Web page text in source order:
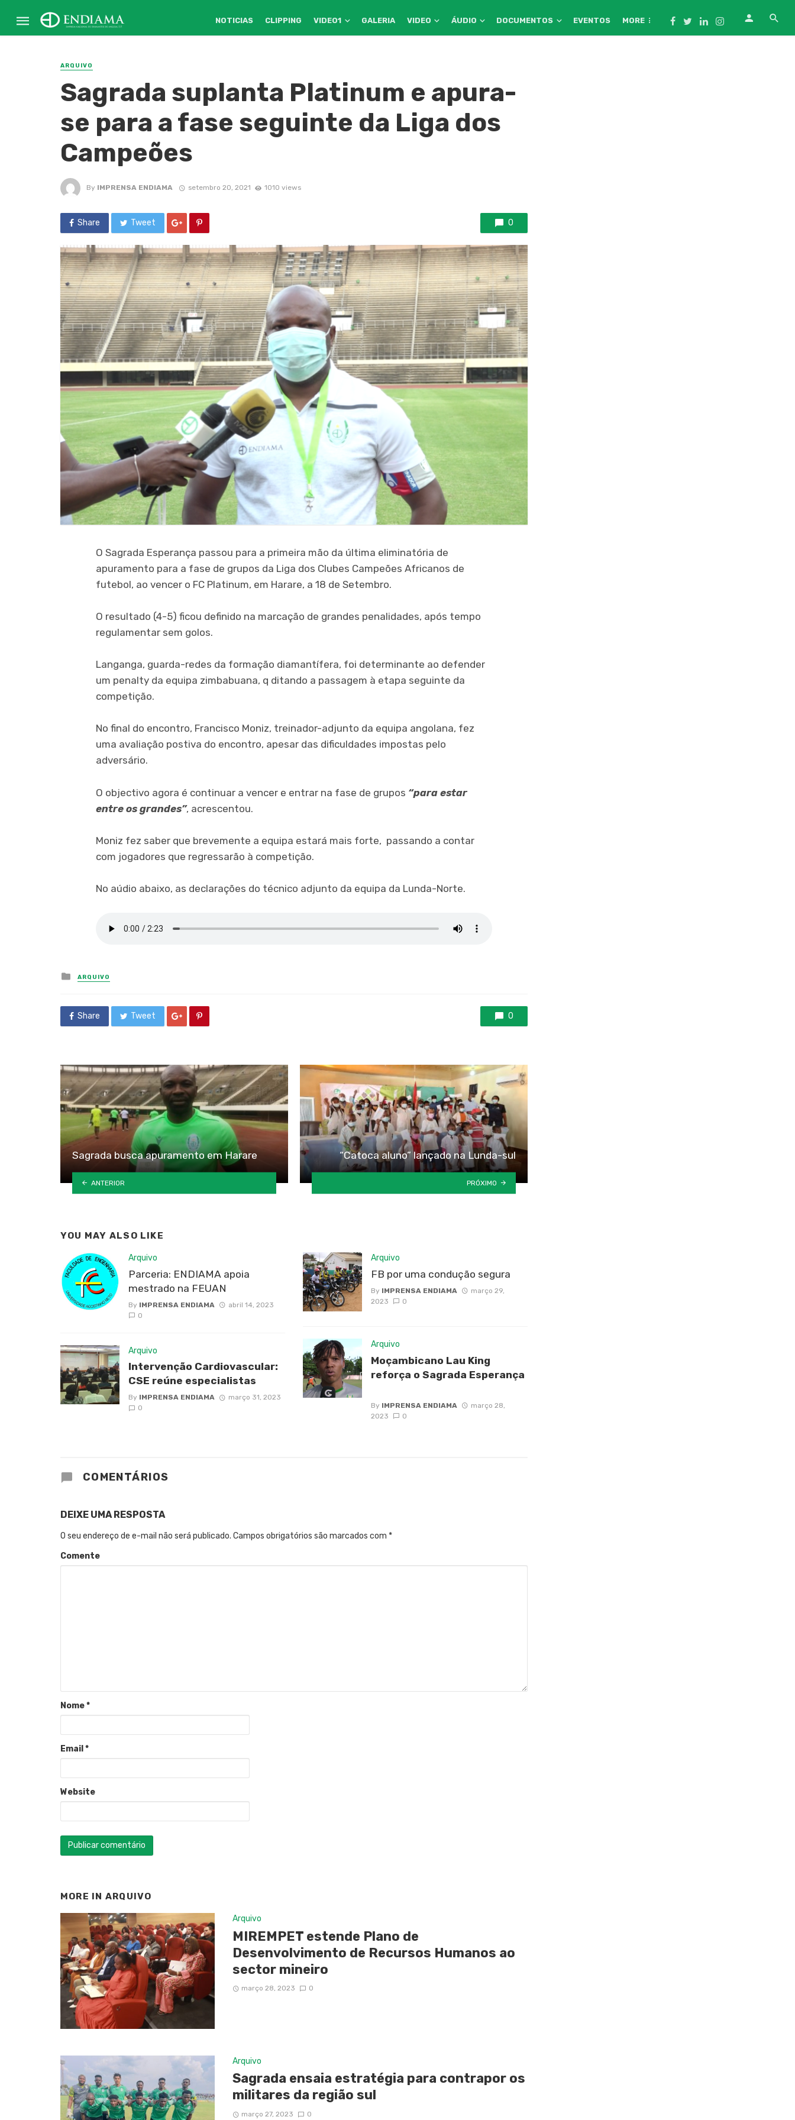
NOTICIAS CLIPPING VIDEO1 GALERIA VIDEO ÁUDIO DOCUMENTOS EVENTOS MORE
ARQUIVO
Sagrada suplanta Platinum e apura-
se para a fase seguinte da Liga dos
Campeões
By IMPRENSA ENDIAMA setembro 20, 2021 1010 views
Share Tweet 0
O Sagrada Esperança passou para a primeira mão da última eliminatória de
apuramento para a fase de grupos da Liga dos Clubes Campeões Africanos de
futebol, ao vencer o FC Platinum, em Harare, a 18 de Setembro.
O resultado (4-5) ficou definido na marcação de grandes penalidades, após tempo
regulamentar sem golos.
Langanga, guarda-redes da formação diamantífera, foi determinante ao defender
um penalty da equipa zimbabuana, q ditando a passagem à etapa seguinte da
competição.
No final do encontro, Francisco Moniz, treinador-adjunto da equipa angolana, fez
uma avaliação postiva do encontro, apesar das dificuldades impostas pelo
adversário.
O objectivo agora é continuar a vencer e entrar na fase de grupos “para estar
entre os grandes”, acrescentou.
Moniz fez saber que brevemente a equipa estará mais forte, passando a contar
com jogadores que regressarão à competição.
No aúdio abaixo, as declarações do técnico adjunto da equipa da Lunda-Norte.
Posted
in
ARQUIVO
Share Tweet 0
Sagrada busca apuramento em Harare
ANTERIOR
“Catoca aluno” lançado na Lunda-sul
PRÓXIMO
YOU MAY ALSO LIKE
Arquivo
Parceria: ENDIAMA apoia
mestrado na FEUAN
By IMPRENSA ENDIAMA
abril 14, 2023
0
Arquivo
Intervenção Cardiovascular:
CSE reúne especialistas
By IMPRENSA ENDIAMA
março 31, 2023
0
Arquivo
FB por uma condução segura
By IMPRENSA ENDIAMA
março 29,
2023
0
Arquivo
Moçambicano Lau King
reforça o Sagrada Esperança
By IMPRENSA ENDIAMA
março 28,
2023
0
COMENTÁRIOS
DEIXE UMA RESPOSTA
O seu endereço de e-mail não será publicado. Campos obrigatórios são marcados com *
Comente
Nome*
Email *
Website
MORE IN ARQUIVO
Arquivo
MIREMPET estende Plano de
Desenvolvimento de Recursos Humanos ao
sector mineiro
março 28, 2023 0
Arquivo
Sagrada ensaia estratégia para contrapor os
militares da região sul
março 27, 2023 0